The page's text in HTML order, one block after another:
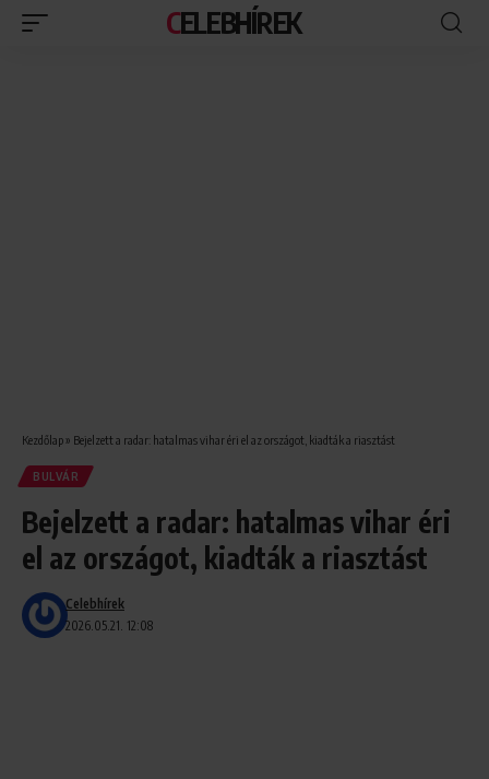
CELEBHÍREK
Kezdőlap» Bejelzett a radar: hatalmas vihar éri el az országot, kiadták a riasztást
BULVÁR
Bejelzett a radar: hatalmas vihar éri
el az országot, kiadták a riasztást
2026.05.21. 12:08
Celebhírek